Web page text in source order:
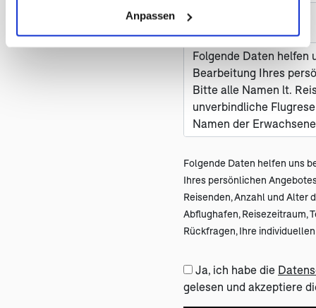
Anpassen
Nachricht *
Folgende Daten helfen uns
Ihres persönlichen
Reisenden, Anzahl und Alter
Abflughafen, Reisezeitraum,
Rückfragen, Ihre
Ja, ich habe die
gelesen und akzeptiere